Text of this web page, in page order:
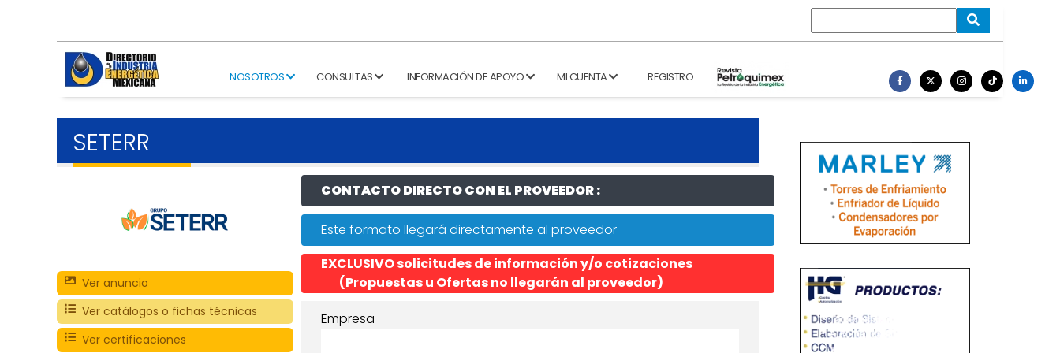
NOSOTROS CONSULTAS INFORMACIÓN DE APOYO MI CUENTA REGISTRO
SETERR
Ver anuncio
Ver catálogos o fichas técnicas
Ver certificaciones
CONTACTO DIRECTO CON EL PROVEEDOR :
Este formato llegará directamente al proveedor
EXCLUSIVO solicitudes de información y/o cotizaciones
(Propuestas u Ofertas no llegarán al proveedor)
Empresa